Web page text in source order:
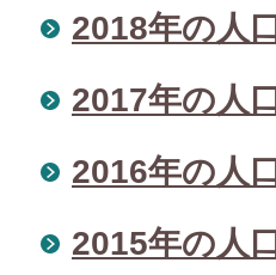
2018年の人口
2017年の人口
2016年の人口
2015年の人口